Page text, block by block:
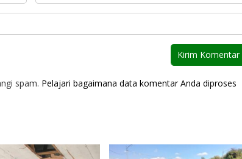
spam. Pelajari bagaimana data komentar Anda diproses